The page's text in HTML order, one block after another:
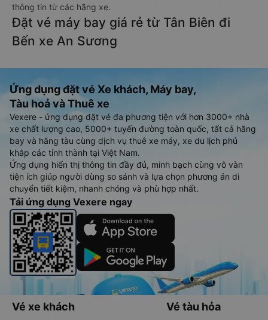
thông tin từ các hãng xe.
Đặt vé máy bay giá rẻ từ Tân Biên đi
Bến xe An Sương
Ứng dụng đặt vé Xe khách, Máy bay,
Tàu hoả và Thuê xe
Vexere - ứng dụng đặt vé đa phương tiện với hơn 3000+ nhà
xe chất lượng cao, 5000+ tuyến đường toàn quốc, tất cả hãng
bay và hãng tàu cùng dịch vụ thuê xe máy, xe du lịch phủ
khắp các tỉnh thành tại Việt Nam.
Ứng dụng hiển thị thông tin đầy đủ, minh bạch cùng vô vàn
tiện ích giúp người dùng so sánh và lựa chọn phương án di
chuyển tiết kiệm, nhanh chóng và phù hợp nhất.
Tải ứng dụng Vexere ngay
Vé xe khách Vé tàu hỏa